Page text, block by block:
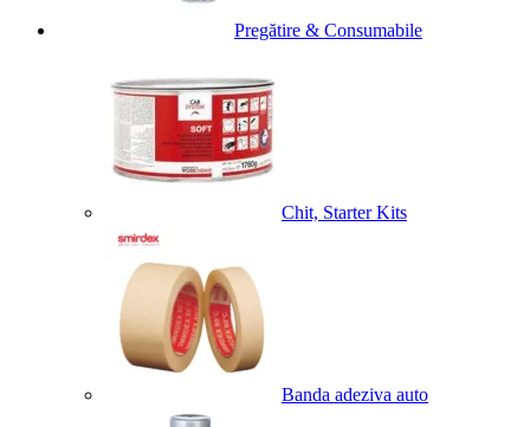
Pregătire & Consumabile
Chit, Starter Kits
Banda adeziva auto